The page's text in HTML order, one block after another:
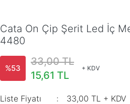
Cata On Çip Şerit Led İç
4480
%53
33,00 TL
15,61 TL
+ KDV
Liste Fiyatı 33,00 TL + KDV